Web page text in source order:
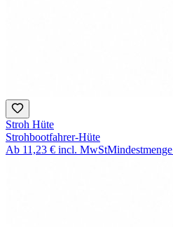
Stroh Hüte
Strohbootfahrer-Hüte
Ab 11,23 € incl. MwStMindestmenge